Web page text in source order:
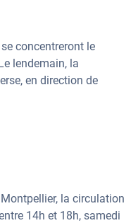
concentreront le
lendemain, la
en direction de
la circulation
14h et 18h, samedi